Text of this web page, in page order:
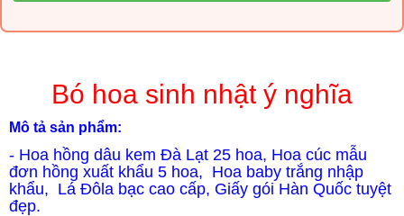
Bó hoa sinh nhật ý nghĩa
Mô tả sản phẩm:
- Hoa hồng dâu kem Đà Lạt 25 hoa, Hoa cúc mẫu
đơn hồng xuất khẩu 5 hoa, Hoa baby trắng nhập
khẩu, Lá Đôla bạc cao cấp, Giấy gói Hàn Quốc tuyệt
đẹp.